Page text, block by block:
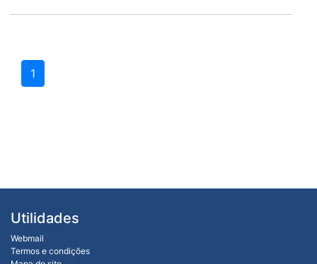
1
Utilidades
Webmail
Termos e condições